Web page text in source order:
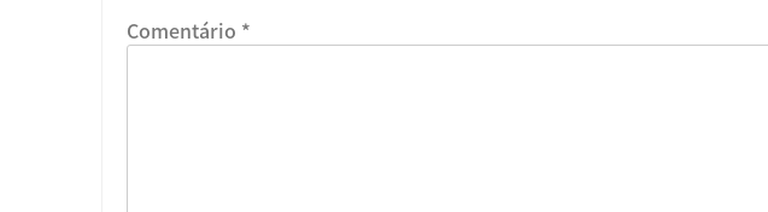
Comentário *